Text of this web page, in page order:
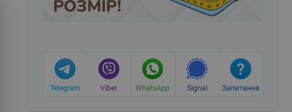
Telegram Viber WhatsApp Signal Запитання